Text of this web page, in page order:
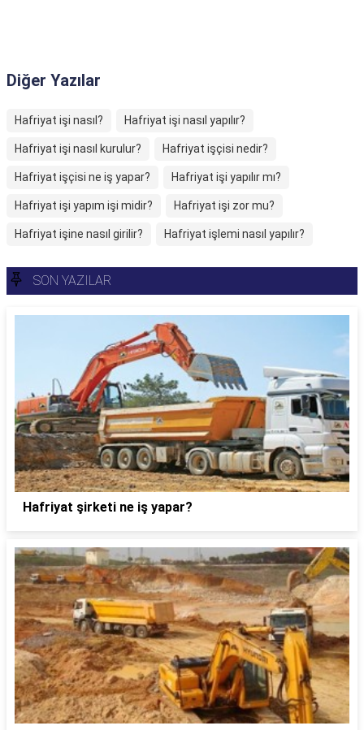
Diğer Yazılar
Hafriyat işi nasıl? Hafriyat işi nasıl yapılır?
Hafriyat işi nasıl kurulur? Hafriyat işçisi nedir?
Hafriyat işçisi ne iş yapar? Hafriyat işi yapılır mı?
Hafriyat işi yapım işi midir? Hafriyat işi zor mu?
Hafriyat işine nasıl girilir? Hafriyat işlemi nasıl yapılır?
SON YAZILAR
Hafriyat şirketi ne iş yapar?